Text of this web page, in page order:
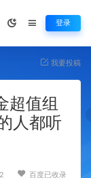
登录
我要投稿
超值组
人都听
百度已收录